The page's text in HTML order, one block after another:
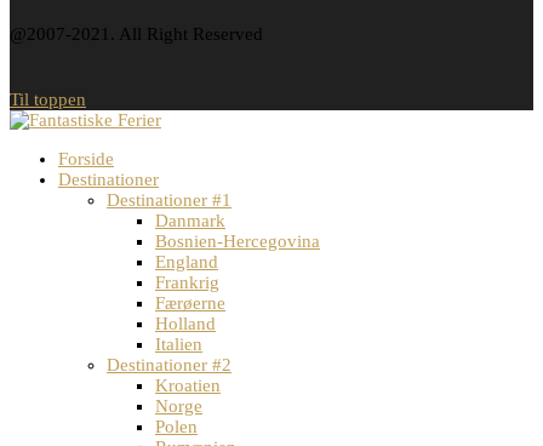
@2007-2021. All Right Reserved
Til toppen
Forside
Destinationer
Destinationer #1
Danmark
Bosnien-Hercegovina
England
Frankrig
Færøerne
Holland
Italien
Destinationer #2
Kroatien
Norge
Polen